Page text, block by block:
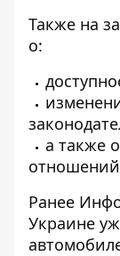
Также на
о:
а также
Ранее
Украине